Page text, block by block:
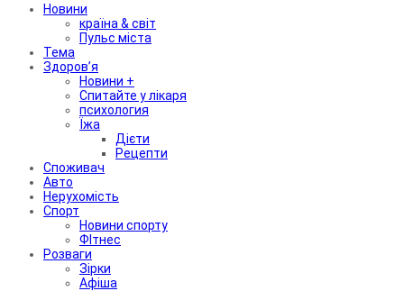
Новини
країна & світ
Пульс міста
Тема
Здоров’я
Новини +
Спитайте у лікаря
психология
Їжа
Дієти
Рецепти
Споживач
Авто
Нерухомість
Спорт
Новини спорту
ФІтнес
Розваги
Зірки
Афіша